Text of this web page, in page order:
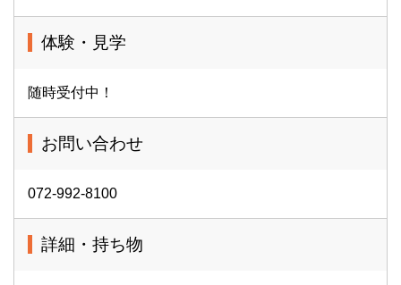
体験・見学
随時受付中！
お問い合わせ
072-992-8100
詳細・持ち物